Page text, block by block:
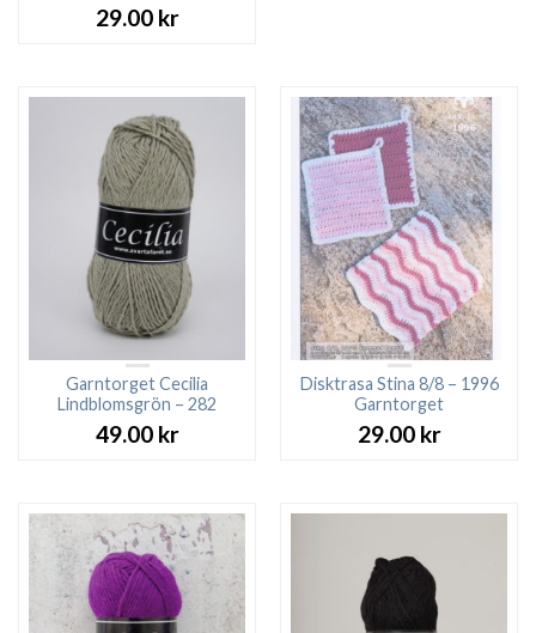
29.00 kr
Garntorget Cecilia
Lindblomsgrön – 282
49.00 kr
Disktrasa Stina 8/8 – 1996
Garntorget
29.00 kr